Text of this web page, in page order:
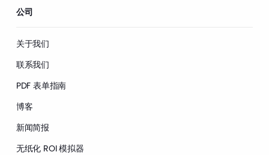
公司
关于我们
联系我们
PDF 表单指南
博客
新闻简报
无纸化 ROI 模拟器